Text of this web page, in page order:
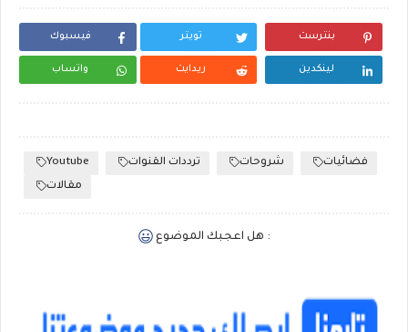
فيسبوك تويتر بنترست
واتساب ريدايت لينكدين
Youtube ترددات القنوات شروحات
فضائيات
مقالات
هل اعجبك الموضوع :